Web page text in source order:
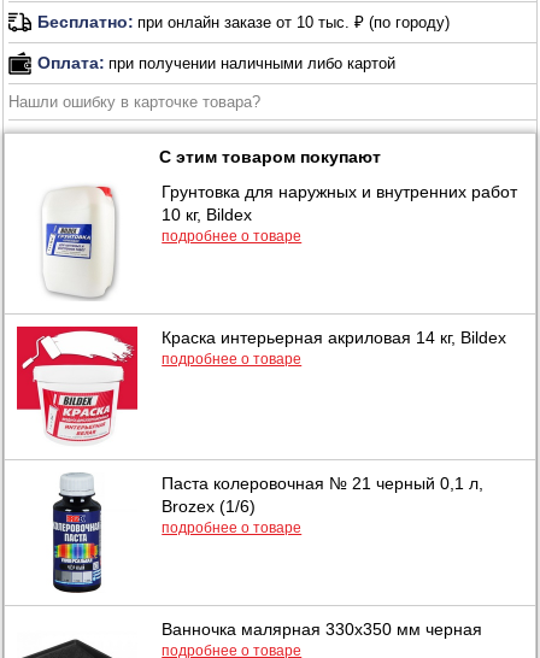
Бесплатно: при онлайн заказе от 10 тыс. ₽ (по городу)
Оплата: при получении наличными либо картой
Нашли ошибку в карточке товара?
С этим товаром покупают
Грунтовка для наружных и внутренних работ
10 кг, Bildex
подробнее о товаре
Краска интерьерная акриловая 14 кг, Bildex
подробнее о товаре
Паста колеровочная № 21 черный 0,1 л,
Brozex (1/6)
подробнее о товаре
Ванночка малярная 330х350 мм черная
подробнее о товаре